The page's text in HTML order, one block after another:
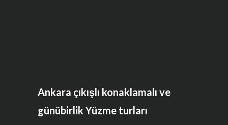
Ankara çıkışlı konaklamalı ve
günübirlik Yüzme turları